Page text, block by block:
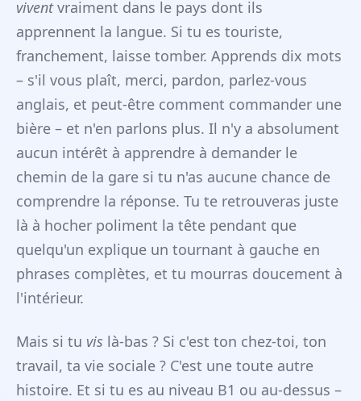
viventvraiment dans le pays dont ils
apprennent la langue. Si tu es touriste,
franchement, laisse tomber. Apprends dix mots
– s'il vous plaît, merci, pardon, parlez-vous
anglais, et peut-être comment commander une
bière – et n'en parlons plus. Il n'y a absolument
aucun intérêt à apprendre à demander le
chemin de la gare si tu n'as aucune chance de
comprendre la réponse. Tu te retrouveras juste
là à hocher poliment la tête pendant que
quelqu'un explique un tournant à gauche en
phrases complètes, et tu mourras doucement à
l'intérieur.
Mais si tu vis là-bas ? Si c'est ton chez-toi, ton
travail, ta vie sociale ? C'est une toute autre
histoire. Et si tu es au niveau B1 ou au-dessus –